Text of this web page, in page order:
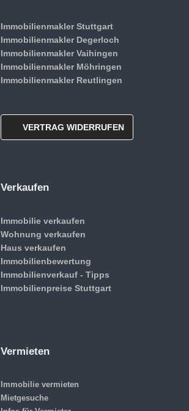
Immobilienmakler Stuttgart
Immobilienmakler Degerloch
Immobilienmakler Vaihingen
Immobilienmakler Möhringen
Immobilienmakler Reutlingen
VERTRAG WIDERRUFEN
Verkaufen
Immobilie verkaufen
Wohnung verkaufen
Haus verkaufen
Immobilienbewertung
Immobilienverkauf - Tipps
Immobilienpreise Stuttgart
Vermieten
Immobilie vermieten
Mietgesuche